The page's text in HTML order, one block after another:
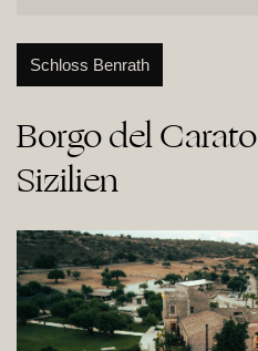
Schloss Benrath
Borgo del Carato
Sizilien